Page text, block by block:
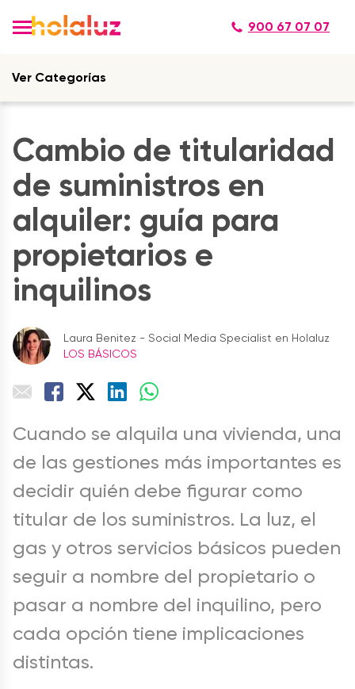
900 67 07 07
Ver Categorías
Cambio de titularidad
de suministros en
alquiler: guía para
propietarios e
inquilinos
Laura Benitez - Social Media Specialist en Holaluz
LOS BÁSICOS
Cuando se alquila una vivienda, una
de las gestiones más importantes es
decidir quién debe figurar como
titular de los suministros. La luz, el
gas y otros servicios básicos pueden
seguir a nombre del propietario o
pasar a nombre del inquilino, pero
cada opción tiene implicaciones
distintas.